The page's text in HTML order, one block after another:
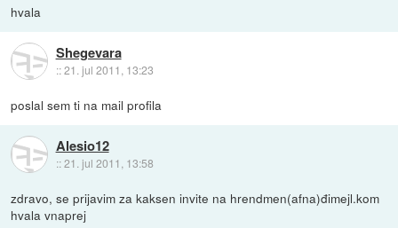
hvala
Shegevara
::21. jul 2011, 13:23
poslal sem ti na mail profila
Alesio12
::21. jul 2011, 13:58
zdravo, se prijavim za kaksen invite na hrendmen(afna)đimejl.kom
hvala vnaprej